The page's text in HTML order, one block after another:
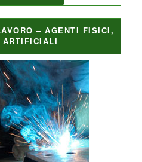
– AGENTI FISICI,
ARTIFICIALI